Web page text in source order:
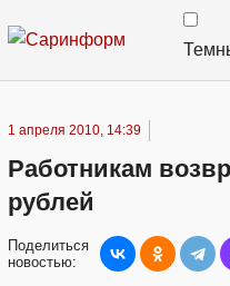
1 апреля 2010, 14:39
Работникам
рублей
Поделиться
новостью: